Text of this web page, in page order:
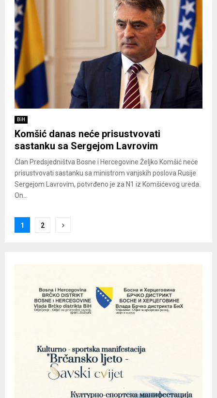
BiH
Komšić danas neće prisustvovati
sastanku sa Sergejom Lavrovim
Član Predsjedništva Bosne i Hercegovine Željko Komšić neće
prisustvovati sastanku sa ministrom vanjskih poslova Rusije
Sergejom Lavrovim, potvrđeno je za N1 iz Komšićevog ureda.
On...
Posts
1 2